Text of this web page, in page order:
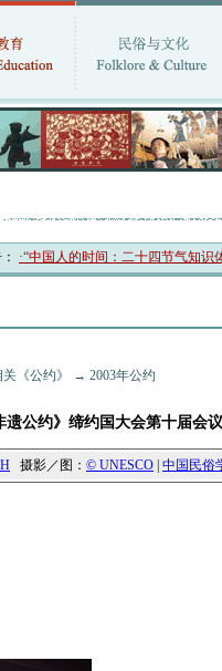
中国人的时间：二十四节气知识体系
《公约》 → 2003年公约
遗公约》缔约国大会第十届会
摄影／图： © UNESCO 中国民俗